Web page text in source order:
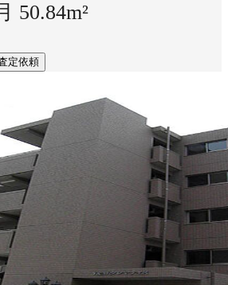
50.84m²
定依頼